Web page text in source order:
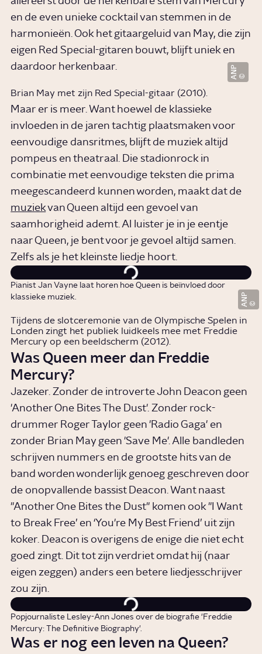
en de even unieke cocktail van stemmen in de
harmonieën. Ook het gitaargeluid van May, die zijn
eigen Red Special-gitaren bouwt, blijft uniek en
daardoor herkenbaar.
ANP
Brian May met zijn Red Special-gitaar (2010).
Maar er is meer. Want hoewel de klassieke
invloeden in de jaren tachtig plaatsmaken voor
eenvoudige dansritmes, blijft de muziek altijd
pompeus en theatraal. Die stadionrock in
combinatie met eenvoudige teksten die prima
meegescandeerd kunnen worden, maakt dat de
muziekvan Queen altijd een gevoel van
saamhorigheid ademt. Al luister je in je eentje
naar Queen, je bent voor je gevoel altijd samen.
Zelfs als je het kleinste liedje hoort.
Pianist Jan Vayne laat horen hoe Queen is beïnvloed door
klassieke muziek.
ANP
Tijdens de slotceremonie van de Olympische Spelen in
Londen zingt het publiek luidkeels mee met Freddie
Mercury op een beeldscherm (2012).
Was Queen meer dan Freddie
Mercury?
Jazeker. Zonder de introverte John Deacon geen
'Another One Bites The Dust'. Zonder rock-
drummer Roger Taylor geen 'Radio Gaga' en
zonder Brian May geen 'Save Me'. Alle bandleden
schrijven nummers en de grootste hits van de
band worden wonderlijk genoeg geschreven door
de onopvallende bassist Deacon. Want naast
"Another One Bites the Dust" komen ook "I Want
to Break Free’ en ‘You're My Best Friend’ uit zijn
koker. Deacon is overigens de enige die niet echt
goed zingt. Dit tot zijn verdriet omdat hij (naar
eigen zeggen) anders een betere liedjesschrijver
zou zijn.
Popjournaliste Lesley-Ann Jones over de biografie 'Freddie
Mercury: The Definitive Biography'.
Was er nog een leven na Queen?